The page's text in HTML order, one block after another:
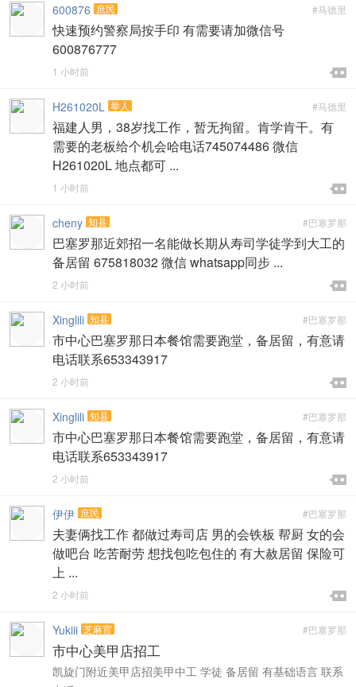
#马德里
600876 庶民
快速预约警察局按手印 有需要请加微信号
600876777

1 小时前 
#马德里
H261020L 举人
福建人男，38岁找工作，暂无拘留。肯学肯干。有
需要的老板给个机会哈电话745074486 微信
H261020L 地点都可 ...

1 小时前 
#巴塞罗那
cheny 知县
巴塞罗那近郊招一名能做长期从寿司学徒学到大工的
备居留 675818032 微信 whatsapp同步 ...

2 小时前 
#巴塞罗那
Xinglili 知县
市中心巴塞罗那日本餐馆需要跑堂，备居留，有意请
电话联系653343917

2 小时前 
#巴塞罗那
Xinglili 知县
市中心巴塞罗那日本餐馆需要跑堂，备居留，有意请
电话联系653343917

2 小时前 
#巴塞罗那
伊伊 庶民
夫妻俩找工作 都做过寿司店 男的会铁板 帮厨 女的会
做吧台 吃苦耐劳 想找包吃包住的 有大赦居留 保险可
上 ...

2 小时前 
#巴塞罗那
Yukiii 芝麻官
市中心美甲店招工
凯旋门附近美甲店招美甲中工 学徒 备居留 有基础语言 联系